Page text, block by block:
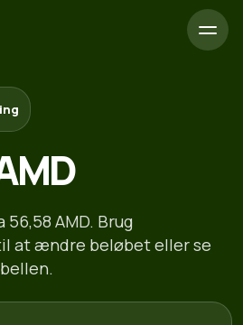
56,58 AMD. Brug
at ændre beløbet eller se